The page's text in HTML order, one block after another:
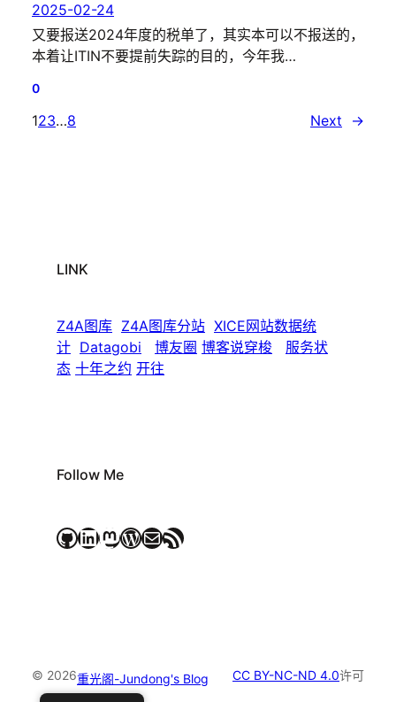
2025-02-24
又要报送2024年度的税单了，其实本可以不报送的，
本着让ITIN不要提前失踪的目的，今年我…
0
123…8 Next →
LINK
Z4A图库 Z4A图库分站 XICE网站数据统
计 Datagobi 博友圈 博客说穿梭
服务状
态 十年之约 开往
Follow Me
GitHub LinkedIn Mastodon WordPress 电子邮件RSS Feed
© 2026重光阁-Jundong's Blog CC BY-NC-ND 4.0许可